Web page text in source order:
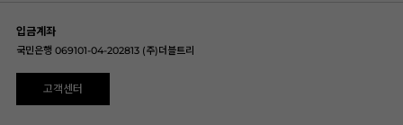
입금계좌
국민은행 069101-04-202813 (주)더블트리
고객센터